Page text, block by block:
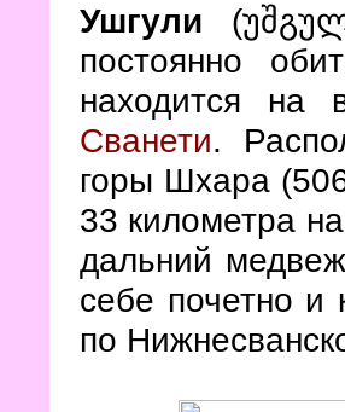
Ушгули
постоянно
находится на
Сванети.
горы Шхара
33 километра
дальний
себе почетно и
по